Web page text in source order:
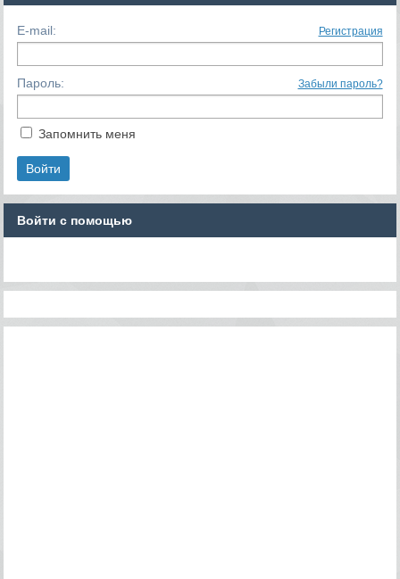
E-mail: Регистрация
Пароль: Забыли пароль?
Запомнить меня
Войти с помощью